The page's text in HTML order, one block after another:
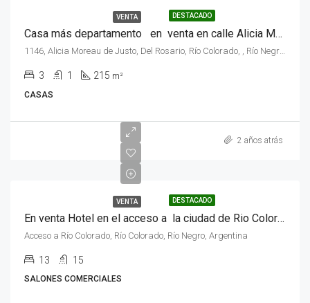
DESTACADO
VENTA
Casa más departamento en venta en calle Alicia Moreau De Justo Nº 1146 , Rio Colorado, Rio Negro
1146, Alicia Moreau de Justo, Del Rosario, Río Colorado, , Río Negro, 8138, Argentina
3 1 215 m²
CASAS
2 años atrás
DESTACADO
VENTA
En venta Hotel en el acceso a la ciudad de Rio Colorado, provincia de Rio Negro .
Acceso a Río Colorado, Río Colorado, Río Negro, Argentina
13 15
SALONES COMERCIALES